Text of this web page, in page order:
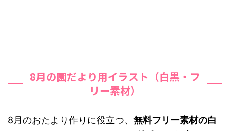
8月の園だより用イラスト（白黒・フ
リー素材）
8月のおたより作りに役立つ、 無料フリー素材の白